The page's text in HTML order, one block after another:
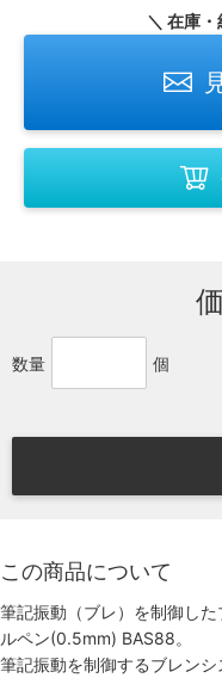
＼ 在庫
数量 個
この商品について
筆記振動（ブレ）を制御し
ルペン(0.5mm) BAS88。
筆記振動を制御するブレン